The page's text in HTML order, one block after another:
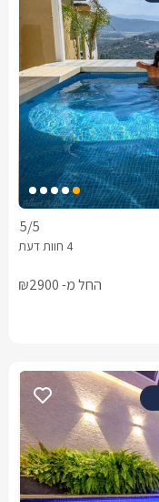
5/5
החל מ- ₪2900